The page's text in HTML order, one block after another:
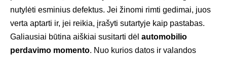
nutylėti esminius defektus. Jei žinomi rimti gedimai, juos
verta aptarti ir, jei reikia, įrašyti sutartyje kaip pastabas.
Galiausiai būtina aiškiai susitarti dėl automobilio
perdavimo momento. Nuo kurios datos ir valandos